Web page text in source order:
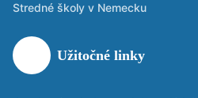
Stredné školy v Nemecku
Užitočné linky